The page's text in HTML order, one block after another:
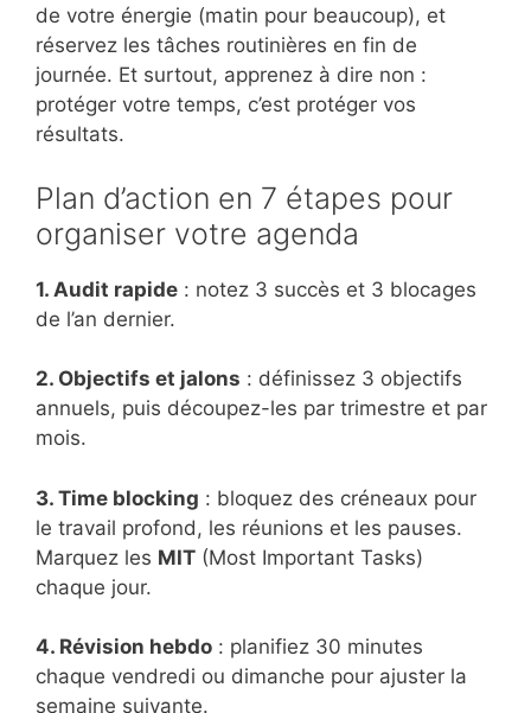
de votre énergie (matin pour beaucoup), et
réservez les tâches routinières en fin de
journée. Et surtout, apprenez à dire non :
protéger votre temps, c’est protéger vos
résultats.
Plan d’action en 7 étapes pour
organiser votre agenda
1. Audit rapide : notez 3 succès et 3 blocages
de l’an dernier.
2. Objectifs et jalons : définissez 3 objectifs
annuels, puis découpez-les par trimestre et par
mois.
3. Time blocking : bloquez des créneaux pour
le travail profond, les réunions et les pauses.
Marquez les MIT (Most Important Tasks)
chaque jour.
4. Révision hebdo : planifiez 30 minutes
chaque vendredi ou dimanche pour ajuster la
semaine suivante.